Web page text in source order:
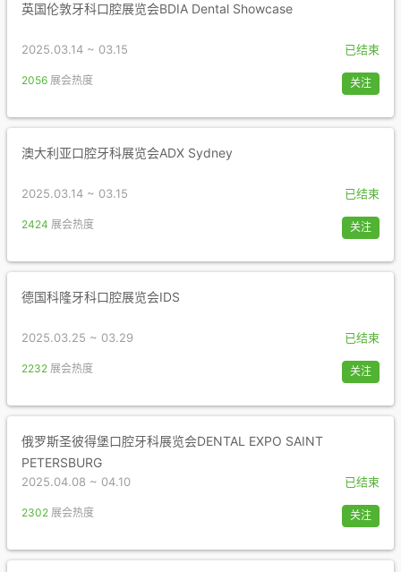
英国伦敦牙科口腔展览会BDIA Dental Showcase
2025.03.14 ~ 03.15 已结束
2056 展会热度 关注
澳大利亚口腔牙科展览会ADX Sydney
2025.03.14 ~ 03.15 已结束
2424 展会热度 关注
德国科隆牙科口腔展览会IDS
2025.03.25 ~ 03.29 已结束
2232 展会热度 关注
俄罗斯圣彼得堡口腔牙科展览会DENTAL EXPO SAINT
PETERSBURG
2025.04.08 ~ 04.10 已结束
2302 展会热度 关注